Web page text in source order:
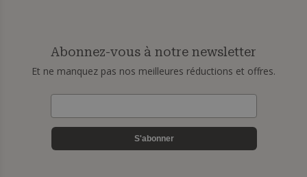
Abonnez-vous à notre newsletter
Et ne manquez pas nos meilleures réductions et offres.
S'abonner